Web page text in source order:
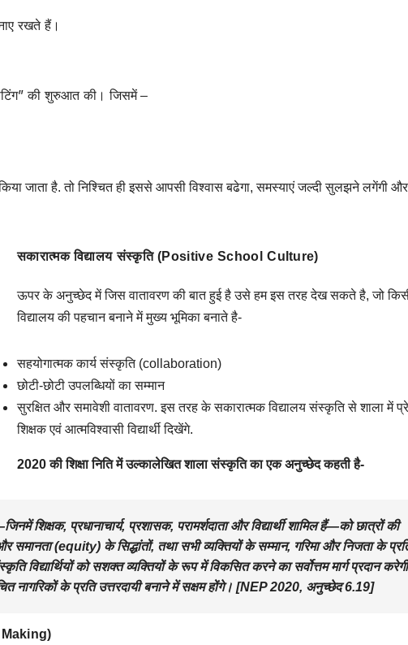
रखते हैं।
की शुरुआत की।जिसमें –
जाता है. तो निश्चित ही इससे आपसी विश्वास बढेगा, समस्याएं जल्दी सुलझने लगेंगी और
सकारात्मक विद्यालय संस्कृति (Positive School Culture)
ऊपर के अनुच्छेद में जिस वातावरण की बात हुई है उसे हम इस तरह देख सकते है, जो
विद्यालय की पहचान बनाने में मुख्य भूमिका बनाते है-
सहयोगात्मक कार्य संस्कृति (collaboration)
छोटी-छोटी उपलब्धियों का सम्मान
सुरक्षित और समावेशी वातावरण. इस तरह के सकारात्मक विद्यालय संस्कृति से शाला में
शिक्षक एवं आत्मविश्वासी विद्यार्थी दिखेंगे.
2020 की शिक्षा निति में उल्कालेखित शाला संस्कृति का एक अनुच्छेद कहती है-
शिक्षक, प्रधानाचार्य, प्रशासक, परामर्शदाता और विद्यार्थी शामिल हैं—को छात्रों की
(equity) के सिद्धांतों, तथा सभी व्यक्तियों के सम्मान, गरिमा और निजता के
विद्यार्थियों को सशक्त व्यक्तियों के रूप में विकसित करने का सर्वोत्तम मार्ग प्रदान
के प्रति उत्तरदायी बनाने में सक्षम होंगे। [NEP 2020, अनुच्छेद 6.19]
)